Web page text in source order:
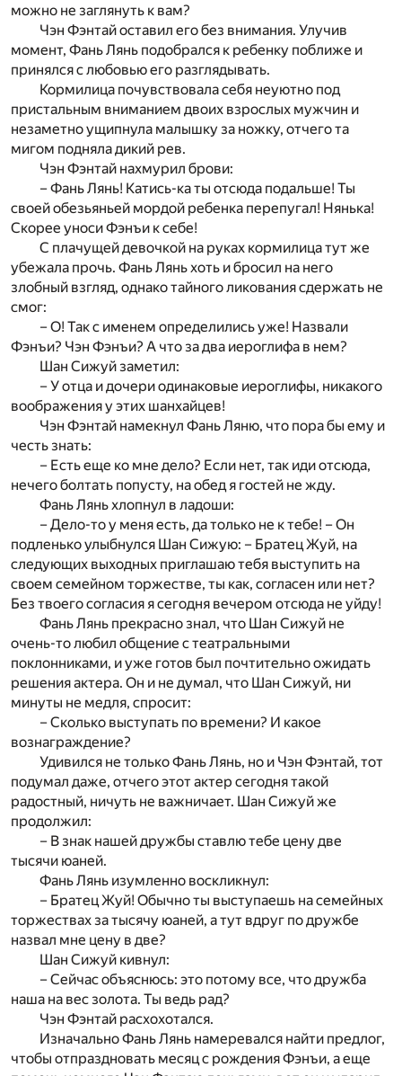
можно не заглянуть к вам?
Чэн Фэнтай оставил его без внимания. Улучив
момент, Фань Лянь подобрался к ребенку поближе и
принялся с любовью его разглядывать.
Кормилица почувствовала себя неуютно под
пристальным вниманием двоих взрослых мужчин и
незаметно ущипнула малышку за ножку, отчего та
мигом подняла дикий рев.
Чэн Фэнтай нахмурил брови:
– Фань Лянь! Катись-ка ты отсюда подальше! Ты
своей обезьяньей мордой ребенка перепугал! Нянька!
Скорее уноси Фэнъи к себе!
С плачущей девочкой на руках кормилица тут же
убежала прочь. Фань Лянь хоть и бросил на него
злобный взгляд, однако тайного ликования сдержать не
смог:
– О! Так с именем определились уже! Назвали
Фэнъи? Чэн Фэнъи? А что за два иероглифа в нем?
Шан Сижуй заметил:
– У отца и дочери одинаковые иероглифы, никакого
воображения у этих шанхайцев!
Чэн Фэнтай намекнул Фань Ляню, что пора бы ему и
честь знать:
– Есть еще ко мне дело? Если нет, так иди отсюда,
нечего болтать попусту, на обед я гостей не жду.
Фань Лянь хлопнул в ладоши:
– Дело-то у меня есть, да только не к тебе! – Он
подленько улыбнулся Шан Сижую: – Братец Жуй, на
следующих выходных приглашаю тебя выступить на
своем семейном торжестве, ты как, согласен или нет?
Без твоего согласия я сегодня вечером отсюда не уйду!
Фань Лянь прекрасно знал, что Шан Сижуй не
очень-то любил общение с театральными
поклонниками, и уже готов был почтительно ожидать
решения актера. Он и не думал, что Шан Сижуй, ни
минуты не медля, спросит:
– Сколько выступать по времени? И какое
вознаграждение?
Удивился не только Фань Лянь, но и Чэн Фэнтай, тот
подумал даже, отчего этот актер сегодня такой
радостный, ничуть не важничает. Шан Сижуй же
продолжил:
– В знак нашей дружбы ставлю тебе цену две
тысячи юаней.
Фань Лянь изумленно воскликнул:
– Братец Жуй! Обычно ты выступаешь на семейных
торжествах за тысячу юаней, а тут вдруг по дружбе
назвал мне цену в две?
Шан Сижуй кивнул:
– Сейчас объяснюсь: это потому все, что дружба
наша на вес золота. Ты ведь рад?
Чэн Фэнтай расхохотался.
Изначально Фань Лянь намеревался найти предлог,
чтобы отпраздновать месяц с рождения Фэнъи, а еще